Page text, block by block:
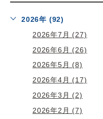
2026年 (92)
2026年7月 (27)
2026年6月 (26)
2026年5月 (8)
2026年4月 (17)
2026年3月 (2)
2026年2月 (7)